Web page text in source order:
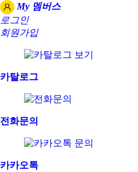
My 멤버스
로그인
회원가입
카탈로그
전화문의
카카오톡